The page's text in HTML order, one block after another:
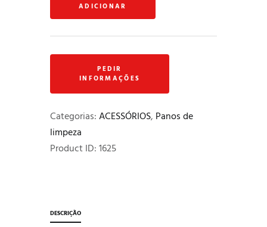
de
limpeza
para
pequeno
"Ritmos
e
ADICIONAR
Categorias:ACESSÓRIOS, Panos de
limpeza
Product ID:1625
DESCRIÇÃO